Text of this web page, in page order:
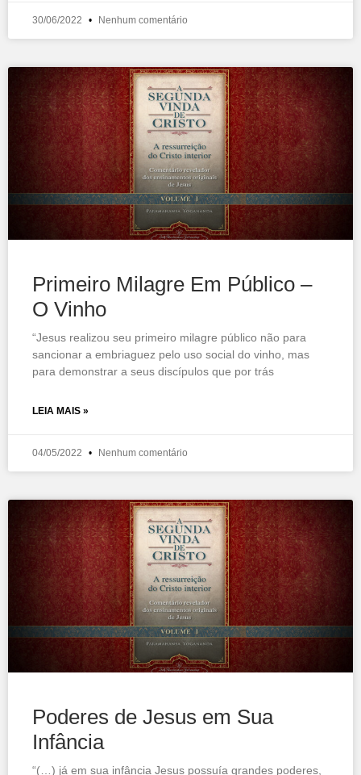
30/06/2022 Nenhum comentário
Primeiro Milagre Em Público –
O Vinho
“Jesus realizou seu primeiro milagre público não para
sancionar a embriaguez pelo uso social do vinho, mas
para demonstrar a seus discípulos que por trás
LEIA MAIS »
04/05/2022 Nenhum comentário
Poderes de Jesus em Sua
Infância
“(…) já em sua infância Jesus possuía grandes poderes,